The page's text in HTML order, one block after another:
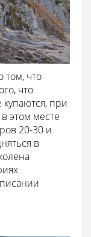
том, что
что
при
этом месте
20-30 и
в